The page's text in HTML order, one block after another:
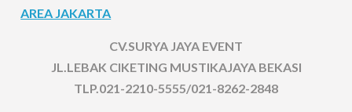
AREA JAKARTA
CV.SURYA JAYA EVENT
JL.LEBAK CIKETING MUSTIKAJAYA BEKASI
TLP.021-2210-5555/021-8262-2848